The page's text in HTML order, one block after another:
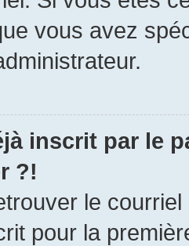
vous avez
inscrit par le
?!
le
pour la